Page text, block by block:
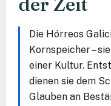
Die Hórreos
Kornspeicher –
einer Kultur.
dienen sie dem
Glauben an